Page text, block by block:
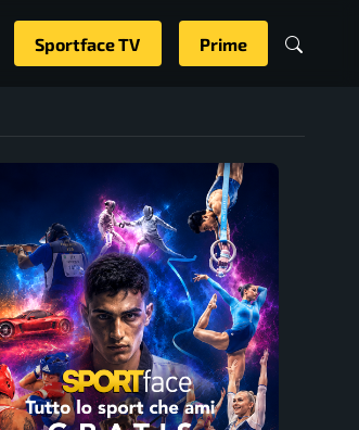
Sportface TV Prime